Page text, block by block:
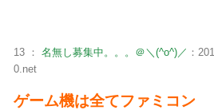
13 ： 名無し募集中。。。＠＼(^o^)／ ：
0.net
ゲーム機は全てファミコン